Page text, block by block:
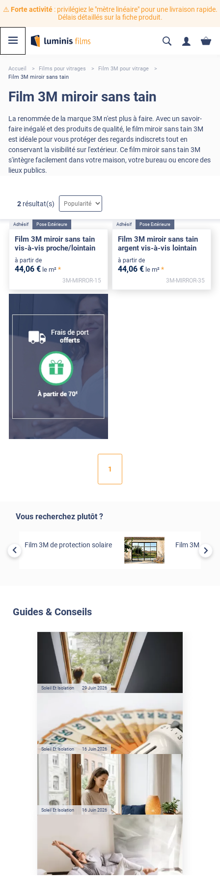
⚠️ Forte activité: privilégiez le "mètre linéaire" pour une livraison rapide.
Délais détaillés sur la fiche produit.
Accueil Films pour vitrages
Film 3M pour vitrage
Film 3M miroir sans tain
Film 3M miroir sans tain
La renommée de la marque 3M n'est plus à faire. Avec un savoir-
faire inégalé et des produits de qualité, le film miroir sans tain 3M
est idéale pour vous protéger des regards indiscrets tout en
conservant la visibilité sur l'extérieur. Ce film miroir sans tain 3M
s'intègre facilement dans votre maison, votre bureau ou encore des
lieux publics.
2 résultat(s)
Adhésif Pose Extérieure
Film 3M miroir sans tain
vis-à-vis proche/lointain
à partir de
44,06 € le m² *
3M-MIRROR-15
Adhésif Pose Extérieure
Film 3M miroir sans tain
argent vis-à-vis lointain
à partir de
44,06 € le m² *
3M-MIRROR-35
1
Vous recherchez plutôt ?
Film 3M de protection solaire Film 3M de
Guides & Conseils
Véranda et Velux : Comment
bloquer jusqu'à 80% de
l'énergie solaire sans
climatisation ?
Soleil Et Isolation 29 Juin 2026
Film anti-chaleur : quelles
sont les économies d’énergie
réelles ?
Soleil Et Isolation 16 Juin 2026
Préservez votre logement de
la chaleur : les conseils de
Jamy de C'est Pas Sorcier
Soleil Et Isolation 16 Juin 2026
Comment protéger sa
maison de la chaleur sans
climatisation ?